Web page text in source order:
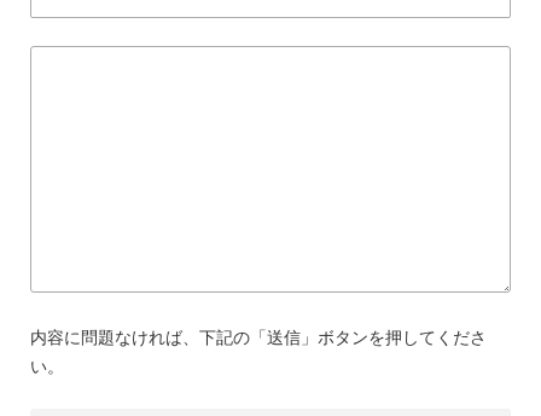
内容に問題なければ、下記の「送信」ボタンを押してくださ
い。